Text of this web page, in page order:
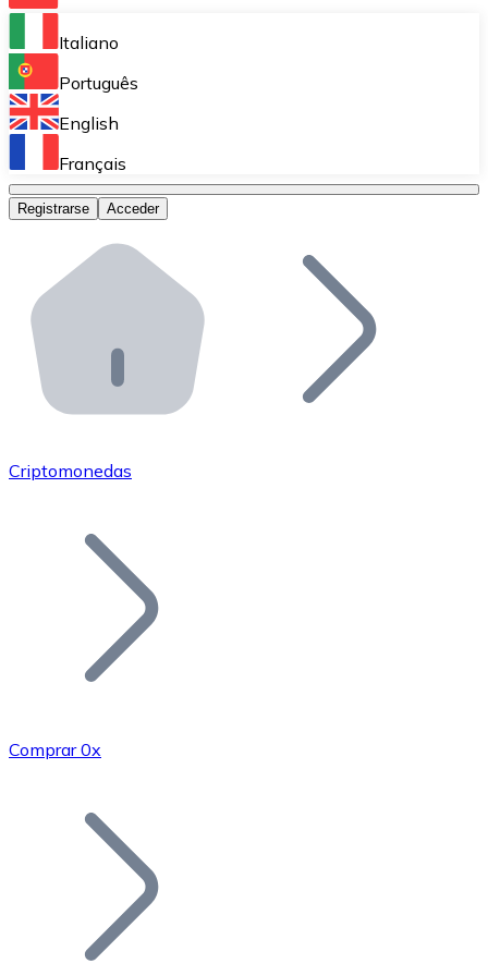
Bitnovo Ramp
Integra nuestra solución en tu plataforma.
Bitnovo Giftcards
Bitnovo OTC
Bitnovo ATM
Integra un ATM Bitnovo en tu negocio y permite que
Bitnovo API
Integra nuestra API en tu ecosistema.
Únete a nuestra red de distribuidores.
Añade tu proyecto a nuestro ecosistema.
Bitcoin
Italiano
Português
English
Français
Registrarse Acceder
Criptomonedas
Comprar 0x